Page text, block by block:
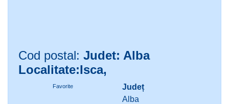
Cod postal: Judet: Alba
Localitate:Isca,
Favorite
Județ
Alba